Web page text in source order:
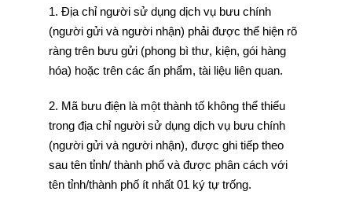
1. Địa chỉ người sử dụng dịch vụ bưu chính
(người gửi và người nhận) phải được thể hiện rõ
ràng trên bưu gửi (phong bì thư, kiện, gói hàng
hóa) hoặc trên các ấn phẩm, tài liệu liên quan.
2. Mã bưu điện là một thành tố không thể thiếu
trong địa chỉ người sử dụng dịch vụ bưu chính
(người gửi và người nhận), được ghi tiếp theo
sau tên tỉnh/ thành phố và được phân cách với
tên tỉnh/thành phố ít nhất 01 ký tự trống.